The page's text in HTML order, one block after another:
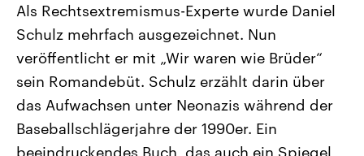
Landtagswahl Sachsen-Anhalt
2026
Alle Informationen
Sachsen-Anhalt wählt am 6.
September 2026 einen neuen
Landtag. Seit 2021 wird das
Bundesland von einer Koalition aus
USA
Aktuelle Beiträge,
Hintergründe
Wirtschaftlich und
gehören die Vereinigten
mit großem Einfluss auf
Als Rechtsextremismus-Experte wurde Daniel
Schulz mehrfach ausgezeichnet. Nun
veröffentlicht er mit „Wir waren wie Brüder“
sein Romandebüt. Schulz erzählt darin über
das Aufwachsen unter Neonazis während der
Baseballschlägerjahre der 1990er. Ein
beeindruckendes Buch, das auch ein Spiegel